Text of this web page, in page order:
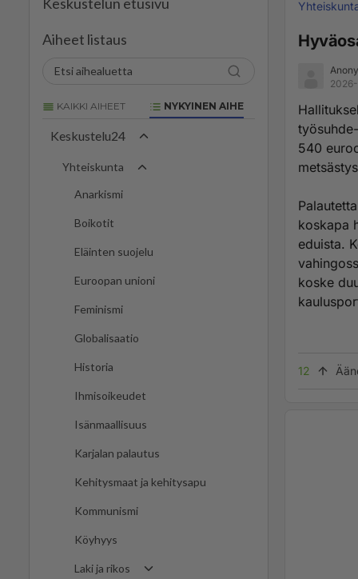
Aiheet listaus
KAIKKI AIHEET NYKYINEN AIHE
Keskustelu24
Yhteiskunta
Anarkismi
Boikotit
Eläinten suojelu
Euroopan unioni
Feminismi
Globalisaatio
Historia
Ihmisoikeudet
Isänmaallisuus
Karjalan palautus
Kehitysmaat ja kehitysapu
Kommunismi
Köyhyys
Laki ja rikos
2026-
540
koskapa
eduista.
koske
12